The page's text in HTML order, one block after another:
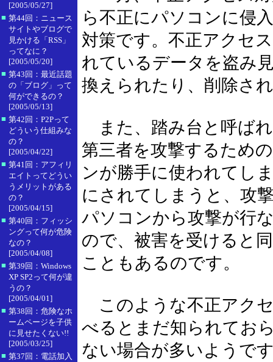
[2005/05/27]
■ 第44回：ニュース
サイトやブログで
見かける「RSS」
ってなに？
[2005/05/20]
■ 第43回：最近話題
の「ブログ」って
何ができるの？
[2005/05/13]
■ 第42回：P2Pって
どういう仕組みな
の？
[2005/04/22]
■ 第41回：アフィリ
エイトってどうい
うメリットがある
の？
[2005/04/15]
■ 第40回：フィッシ
ングって何が危険
なの？
[2005/04/08]
■ 第39回：Windows
XP SP2って何が違
うの？
[2005/04/01]
■ 第38回：危険なホ
ームページを子供
に見せたくない!!
[2005/03/25]
■ 第37回：電話加入
ら不正にパソコンに侵
対策です。不正アクセ
れているデータを盗み
換えられたり、削除さ
また、踏み台と呼ば
第三者を攻撃するため
ンが勝手に使われてし
にされてしまうと、攻
パソコンから攻撃が行
ので、被害を受けると
こともあるのです。
このような不正アク
べるとまだ知られてお
ない場合が多いようで